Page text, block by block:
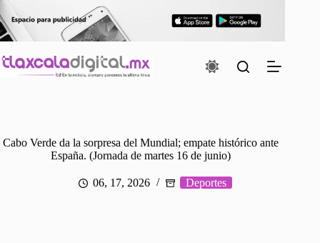
Saltar
al
contenido
Cabo Verde da la sorpresa del Mundial; empate histórico ante
España. (Jornada de martes 16 de junio)
06, 17, 2026 Deportes